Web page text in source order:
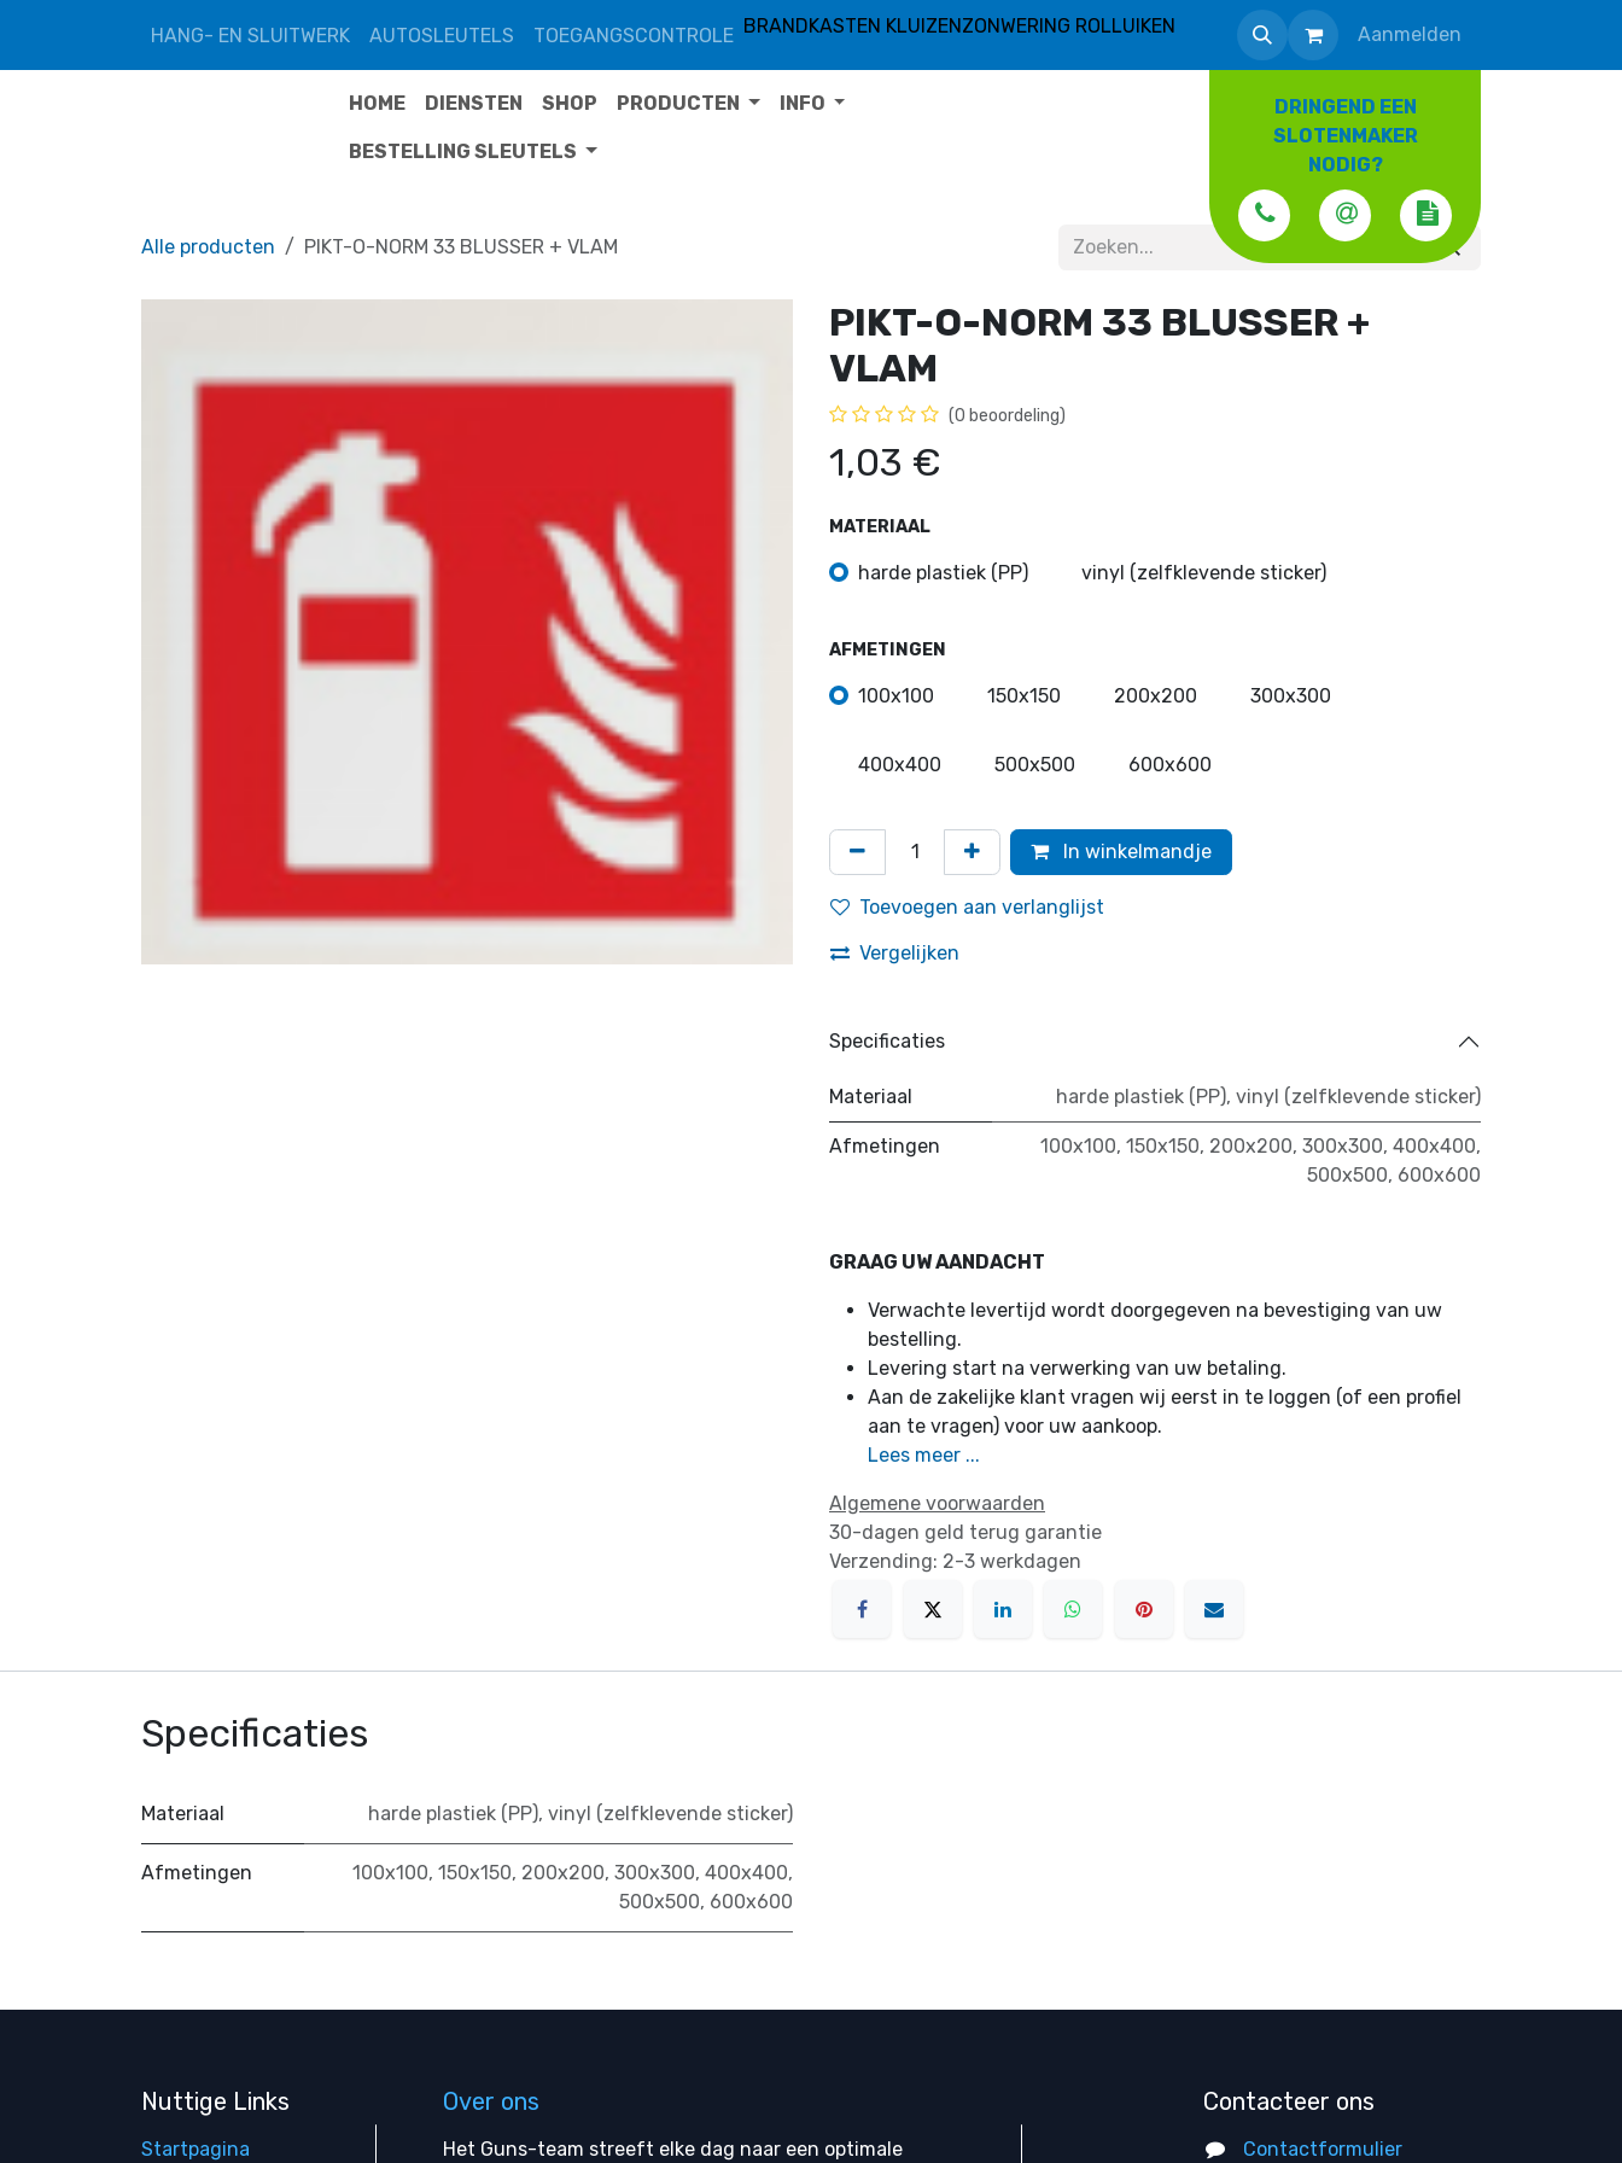
HANG- EN SLUITWERK
AUTOSLEUTELS TOEGANGSCONTROLE BRANDKASTEN KLUIZENZONWERING ROLLUIKEN Aanmelden
DRINGEND EEN
SLOTENMAKER
NODIG?
HOME DIENSTEN SHOP PRODUCTEN INFO
BESTELLING SLEUTELS
Alle producten PIKT-O-NORM 33 BLUSSER + VLAM
PIKT-O-NORM 33 BLUSSER +
VLAM
(0 beoordeling)
1,03 €
MATERIAAL
harde plastiek (PP) vinyl (zelfklevende sticker)
AFMETINGEN
100x100 150x150 200x200 300x300
400x400 500x500 600x600
In winkelmandje
Toevoegen aan verlanglijst
Vergelijken
Specificaties
Materiaal harde plastiek (PP), vinyl (zelfklevende sticker)
Afmetingen 100x100, 150x150, 200x200, 300x300, 400x400,
500x500, 600x600
GRAAG UW AANDACHT
Verwachte levertijd wordt doorgegeven na bevestiging van uw
bestelling.
Levering start na verwerking van uw betaling.
Aan de zakelijke klant vragen wij eerst in te loggen (of een profiel
aan te vragen) voor uw aankoop.
Lees meer ...
Algemene voorwaarden
30-dagen geld terug garantie
Verzending: 2-3 werkdagen
Specificaties
Materiaal harde plastiek (PP), vinyl (zelfklevende sticker)
Afmetingen 100x100, 150x150, 200x200, 300x300, 400x400,
500x500, 600x600
Nuttige Links
Startpagina
Over ons
Het Guns-team streeft elke dag naar een optimale
Contacteer ons
Contactformulier